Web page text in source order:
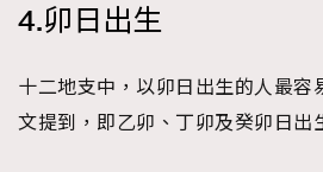
4.卯日出生
十二地支中，以卯日出生的人最容
文提到，即乙卯、丁卯及癸卯日出